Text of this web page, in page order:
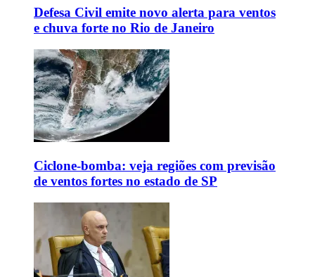
Defesa Civil emite novo alerta para ventos
e chuva forte no Rio de Janeiro
Ciclone-bomba: veja regiões com previsão
de ventos fortes no estado de SP